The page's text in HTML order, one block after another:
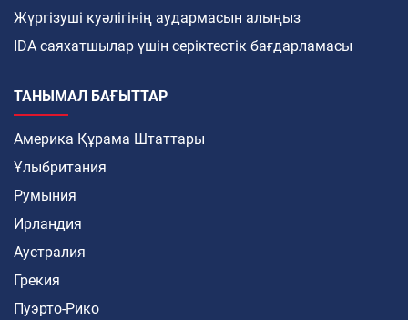
Жүргізуші куәлігінің аудармасын алыңыз
IDA саяхатшылар үшін серіктестік бағдарламасы
ТАНЫМАЛ БАҒЫТТАР
Америка Құрама Штаттары
Ұлыбритания
Румыния
Ирландия
Аустралия
Грекия
Пуэрто-Рико